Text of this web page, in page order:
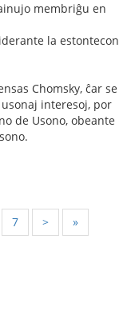
membriĝu en
la estontecon
Chomsky, ĉar se
interesoj, por
de Usono, obeante
7 > »